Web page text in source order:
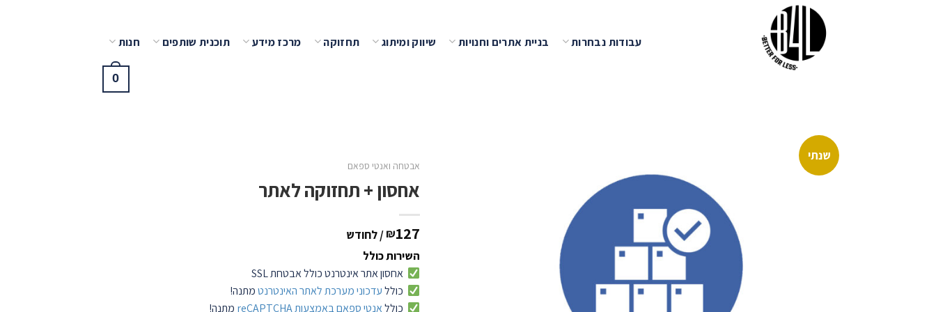
עבודות נבחרות בניית אתרים וחנויות שיווק ומיתוג תחזוקה מרכז מידע תוכנית שותפים חנות
0
שנתי
אבטחה ואנטי ספאם
אחסון + תחזוקה לאתר
₪127
/ לחודש
השירות כולל
אחסון אתר אינטרנט כולל אבטחת SSL
כוללעדכוני מערכתלאתרהאינטרנטמתנה!
כוללאנטי ספאם באמצעות reCAPTCHA מתנה!